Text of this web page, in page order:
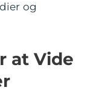
og
at Vide